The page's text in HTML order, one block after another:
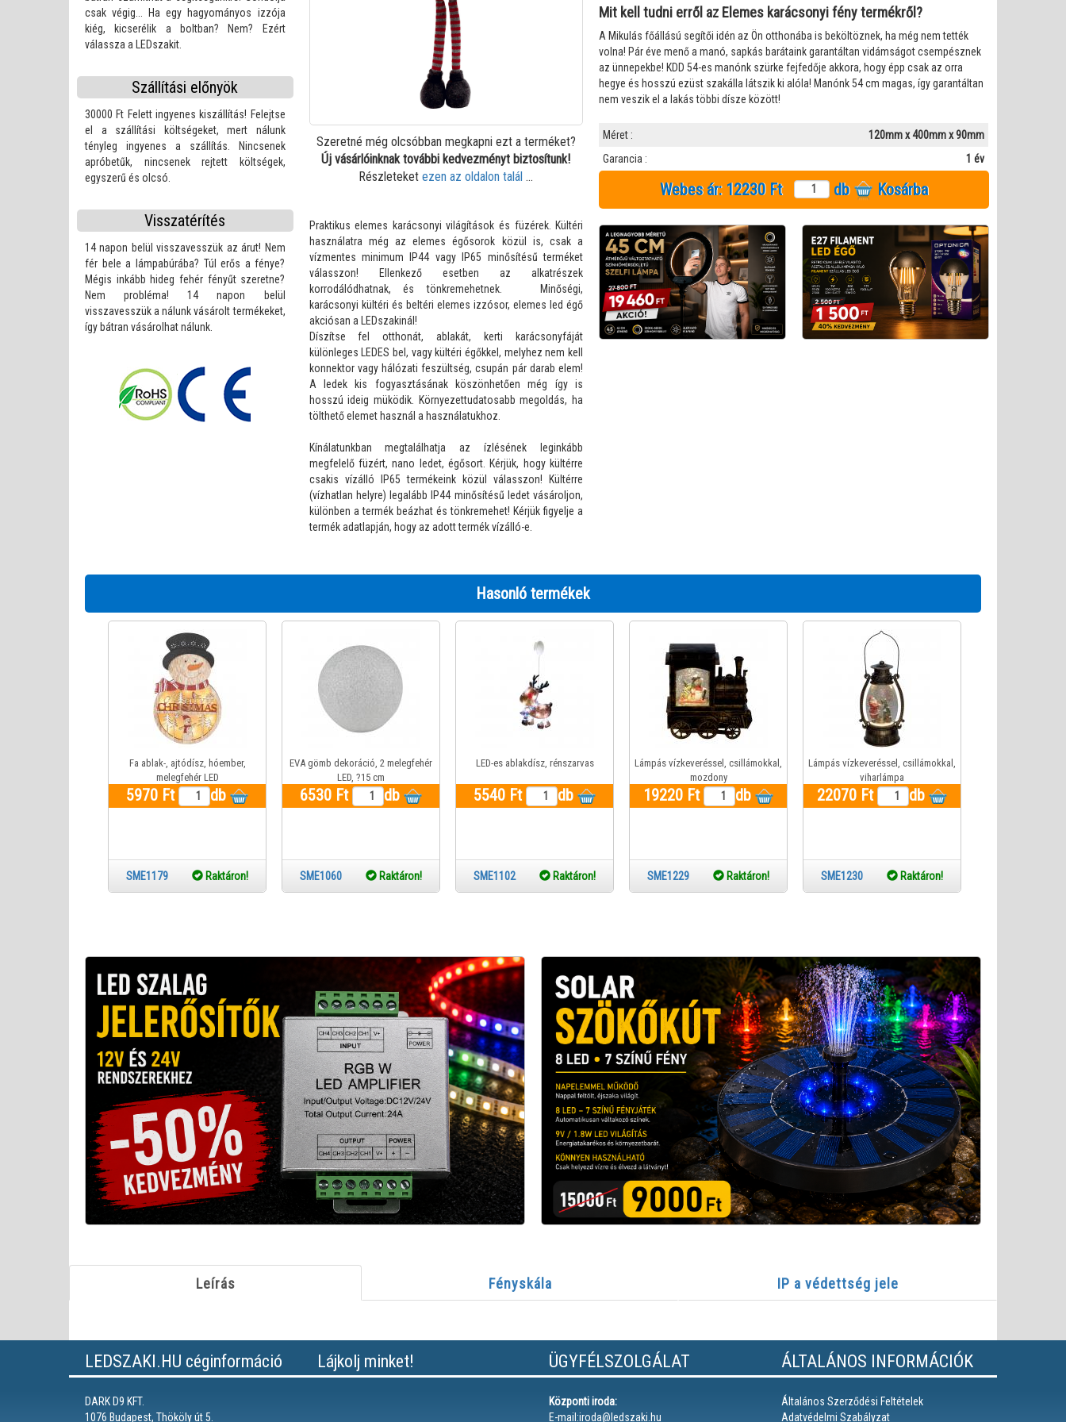
Karácsonyi dekorációs állatfigurák és díszek
csak végig... Ha egy hagyományos izzója
kiég, kicserélik a boltban? Nem? Ezért
válassza a LEDszakit.
Szállítási előnyök
30000 Ft Felett ingyenes kiszállítás! Felejtse
el a szállítási költségeket, mert nálunk
tényleg ingyenes a szállítás. Nincsenek
apróbetűk, nincsenek rejtett költségek,
egyszerű és olcsó.
Visszatérítés
14 napon belül visszavesszük az árut! Nem
fér bele a lámpabúrába? Túl erős a fénye?
Mégis inkább hideg fehér fényűt szeretne?
Nem probléma! 14 napon belül
visszavesszük a nálunk vásárolt termékeket,
így bátran vásárolhat nálunk.
Szeretné még olcsóbban megkapni ezt a terméket?
Új vásárlóinknak további kedvezményt biztosítunk!
Részleteketezen az oldalon talál ...
Praktikus elemes karácsonyi világítások és füzérek. Kültéri
használatra még az elemes égősorok közül is, csak a
vízmentes minimum IP44 vagy IP65 minősítésű terméket
válasszon! Ellenkező esetben az alkatrészek
korrodálódhatnak, és tönkremehetnek. Minőségi,
karácsonyi kültéri és beltéri elemes izzósor, elemes led égő
akciósan a LEDszakinál!
Díszítse fel otthonát, ablakát, kerti karácsonyfáját
különleges LEDES bel, vagy kültéri égőkkel, melyhez nem kell
konnektor vagy hálózati feszültség, csupán pár darab elem!
A ledek kis fogyasztásának köszönhetően még így is
hosszú ideig müködik. Környezettudatosabb megoldás, ha
tölthető elemet használ a használatukhoz.
Kínálatunkban megtalálhatja az ízlésének leginkább
megfelelő füzért, nano ledet, égősort. Kérjük, hogy kültérre
csakis vízálló IP65 termékeink közül válasszon! Kültérre
(vízhatlan helyre) legalább IP44 minősítésű ledet vásároljon,
különben a termék beázhat és tönkremehet! Kérjük figyelje a
termék adatlapján, hogy az adott termék vízálló-e.
Mit kell tudni erről az Elemes karácsonyi fény termékről?
A Mikulás főállású segítői idén az Ön otthonába is beköltöznek, ha még nem tették
volna! Pár éve menő a manó, sapkás barátaink garantáltan vidámságot csempésznek
az ünnepekbe! KDD 54-es manónk szürke fejfedője akkora, hogy épp csak az orra
hegye és hosszú ezüst szakálla látszik ki alóla! Manónk 54 cm magas, így garantáltan
nem veszik el a lakás többi dísze között!
Méret :
120mm x 400mm x 90mm
Garancia :
1 év
Webes ár: 12230 Ft db Kosárba
Hasonló termékek
Fa ablak-, ajtódísz, hóember,
melegfehér LED
5970 Ft db
SME1179 Raktáron!
EVA gömb dekoráció, 2 melegfehér
LED, ?15 cm
6530 Ft db
SME1060 Raktáron!
LED-es ablakdísz, rénszarvas
5540 Ft db
SME1102 Raktáron!
Lámpás vízkeveréssel, csillámokkal,
mozdony
19220 Ft db
SME1229 Raktáron!
Lámpás vízkeveréssel, csillámokkal,
viharlámpa
22070 Ft db
SME1230 Raktáron!
Leírás Fényskála IP a védettség jele
LEDSZAKI.HU céginformáció
DARK D9 KFT.
1076 Budapest, Thököly út 5.
Lájkolj minket! ÜGYFÉLSZOLGÁLAT
Központi iroda:
E-mail:iroda@ledszaki.hu
ÁLTALÁNOS INFORMÁCIÓK
Általános Szerződési Feltételek
Adatvédelmi Szabályzat